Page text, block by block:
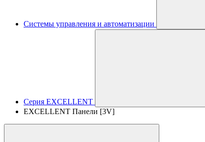
Системы управления и автоматизации
Серия EXCELLENT
EXCELLENT Панели [3V]